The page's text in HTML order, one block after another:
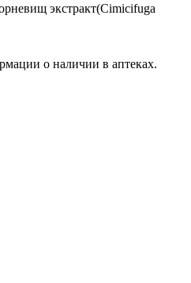
экстракт(Cimicifuga
о наличии в аптеках.